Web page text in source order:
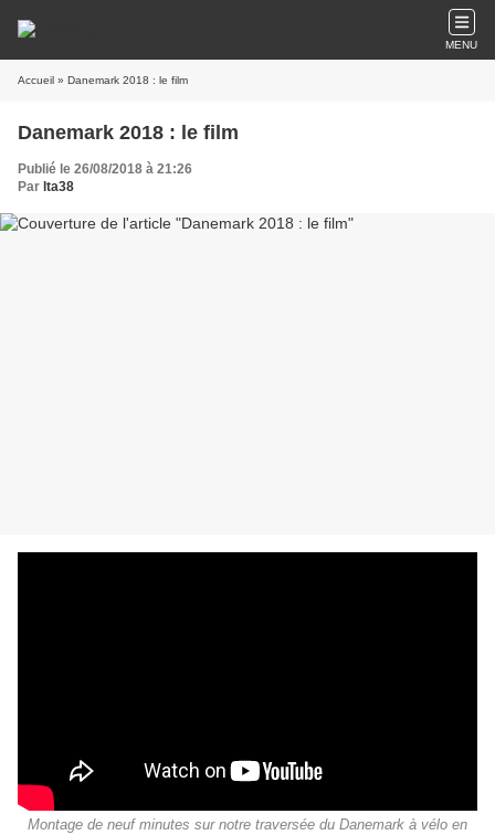
MENU
Accueil » Danemark 2018 : le film
Danemark 2018 : le film
Publié le 26/08/2018 à 21:26
Par lta38
Montage de neuf minutes sur notre traversée du Danemark à vélo en